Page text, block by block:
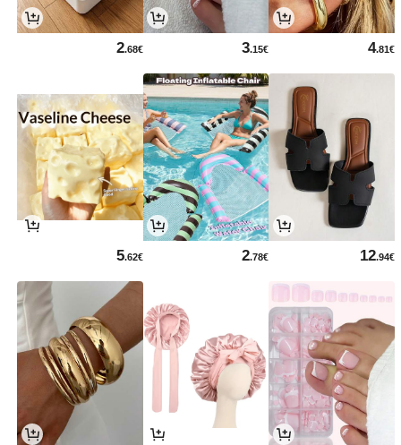
4.81€
3.15€
2.68€
12.94€
2.78€
5.62€